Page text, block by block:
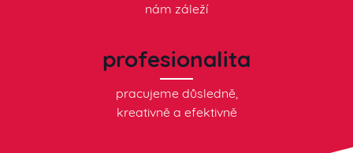
nám záleží
profesionalita
pracujeme důsledně,
kreativně a efektivně